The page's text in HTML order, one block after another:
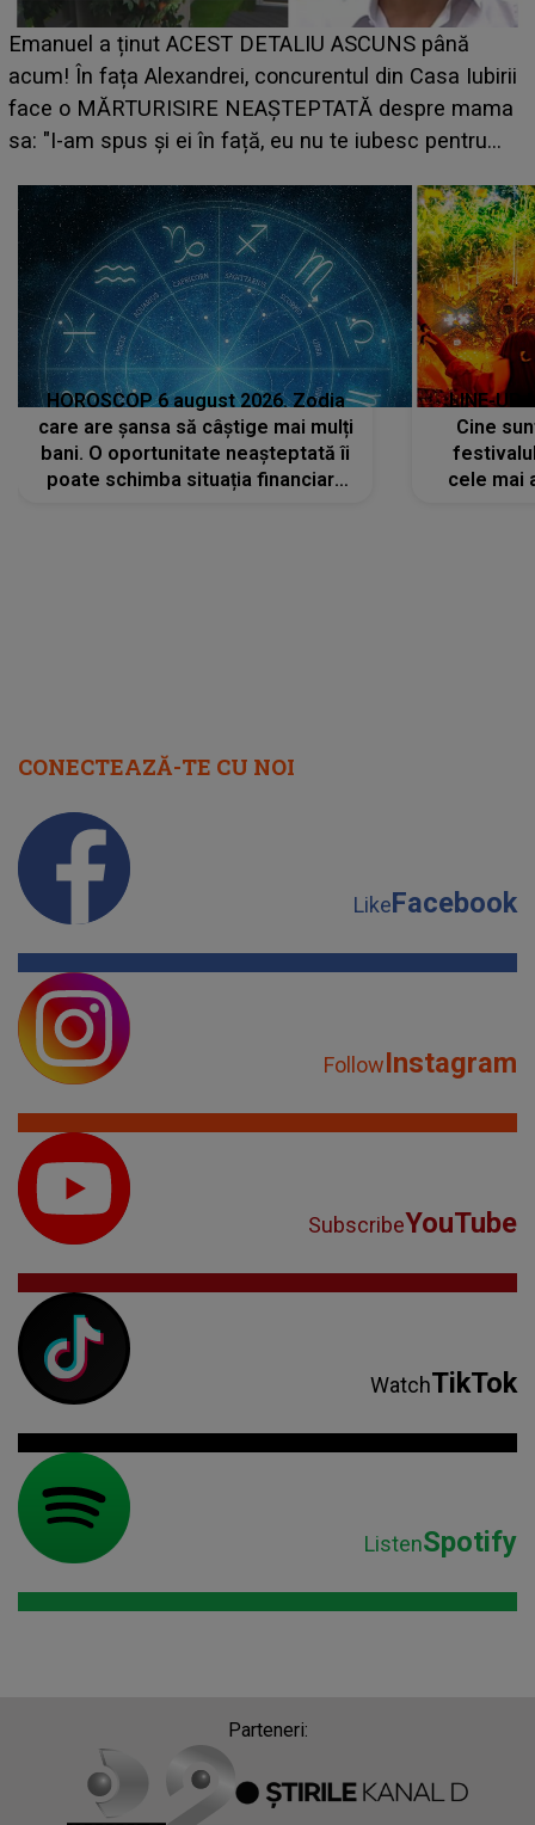
LINE-UP UNTOLD ONE, ziua 2. La ce oră urcă pe
scena principală a festivalului Zara Larsson? Artista
suedeză a ajuns deja în România și s-a filmat din
camera de hotel
HOROSCOP 6 august 2026. Zodia
care are șansa să câștige mai mulți
bani. O oportunitate neașteptată îi
poate schimba situația financiară
LINE-UP
Cine
cele mai
CONECTEAZĂ-TE CU NOI
LikeFacebook
FollowInstagram
SubscribeYouTube
WatchTikTok
ListenSpotify
Parteneri: